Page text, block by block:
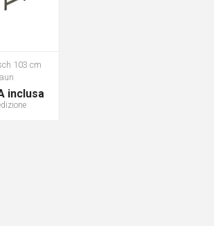
103 cm
inclusa